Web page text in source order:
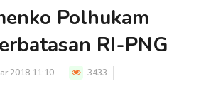
Polhukam
RI-PNG
2018 11:10 3433